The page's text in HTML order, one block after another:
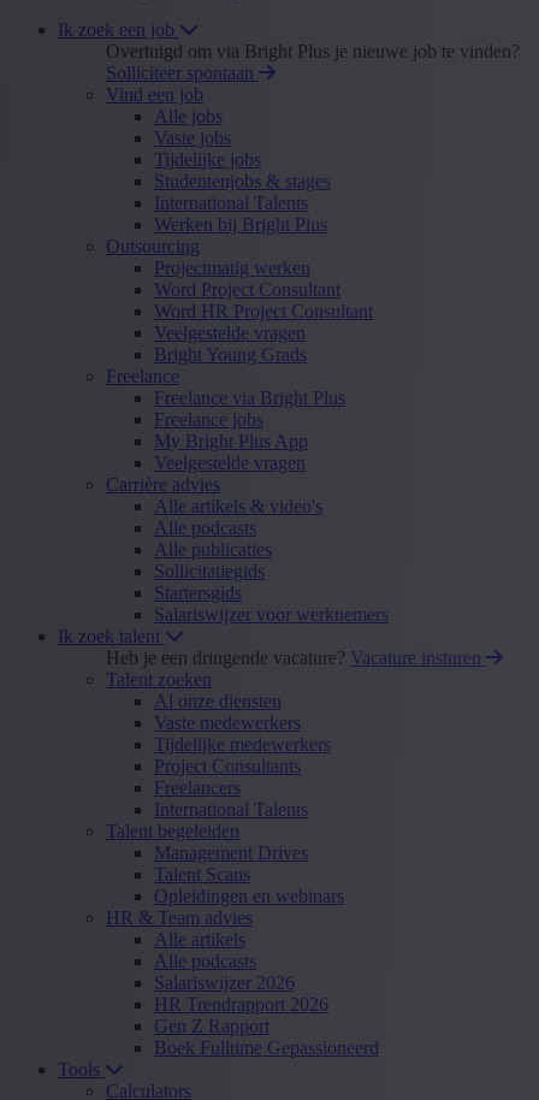
Ik zoek een job
Overtuigd om via Bright Plus je nieuwe job te vinden?
Solliciteer spontaan
Vind een job
Alle jobs
Vaste jobs
Tijdelijke jobs
Studentenjobs & stages
International Talents
Werken bij Bright Plus
Outsourcing
Projectmatig werken
Word Project Consultant
Word HR Project Consultant
Veelgestelde vragen
Bright Young Grads
Freelance
Freelance via Bright Plus
Freelance jobs
My Bright Plus App
Veelgestelde vragen
Carrière advies
Alle artikels & video's
Alle podcasts
Alle publicaties
Sollicitatiegids
Startersgids
Salariswijzer voor werknemers
Ik zoek talent
Heb je een dringende vacature? Vacature insturen
Talent zoeken
Al onze diensten
Vaste medewerkers
Tijdelijke medewerkers
Project Consultants
Freelancers
International Talents
Talent begeleiden
Management Drives
Talent Scans
Opleidingen en webinars
HR & Team advies
Alle artikels
Alle podcasts
Salariswijzer 2026
HR Trendrapport 2026
Gen Z Rapport
Boek Fulltime Gepassioneerd
Tools
Calculators